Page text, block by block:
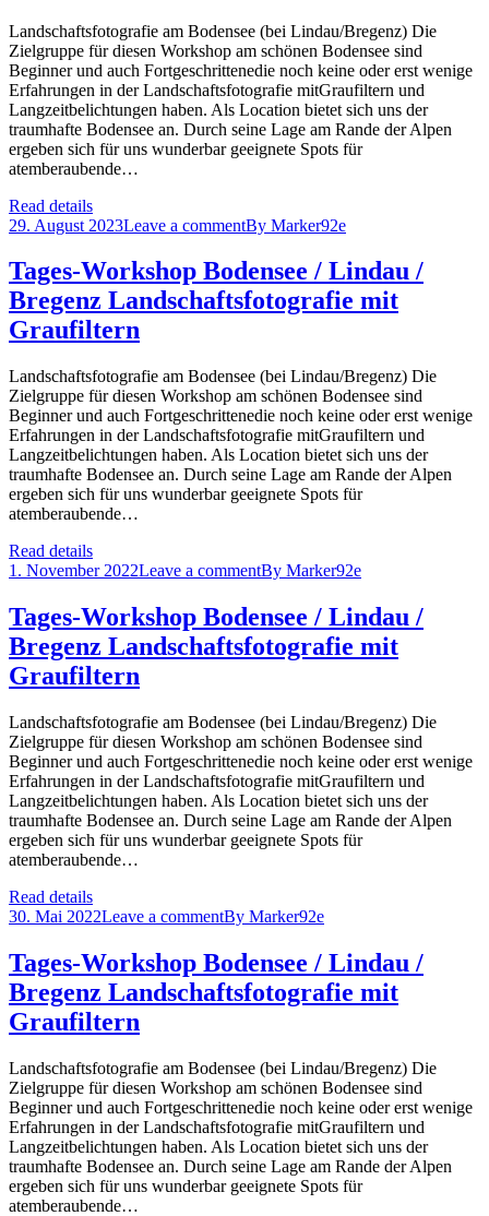
Landschaftsfotografie am Bodensee (bei Lindau/Bregenz) Die
Zielgruppe für diesen Workshop am schönen Bodensee sind
Beginner und auch Fortgeschrittenedie noch keine oder erst wenige
Erfahrungen in der Landschaftsfotografie mitGraufiltern und
Langzeitbelichtungen haben. Als Location bietet sich uns der
traumhafte Bodensee an. Durch seine Lage am Rande der Alpen
ergeben sich für uns wunderbar geeignete Spots für
atemberaubende…
Read details
29. August 2023Leave a commentBy Marker92e
Tages-Workshop Bodensee / Lindau /
Bregenz Landschaftsfotografie mit
Graufiltern
Landschaftsfotografie am Bodensee (bei Lindau/Bregenz) Die
Zielgruppe für diesen Workshop am schönen Bodensee sind
Beginner und auch Fortgeschrittenedie noch keine oder erst wenige
Erfahrungen in der Landschaftsfotografie mitGraufiltern und
Langzeitbelichtungen haben. Als Location bietet sich uns der
traumhafte Bodensee an. Durch seine Lage am Rande der Alpen
ergeben sich für uns wunderbar geeignete Spots für
atemberaubende…
Read details
1. November 2022Leave a commentBy Marker92e
Tages-Workshop Bodensee / Lindau /
Bregenz Landschaftsfotografie mit
Graufiltern
Landschaftsfotografie am Bodensee (bei Lindau/Bregenz) Die
Zielgruppe für diesen Workshop am schönen Bodensee sind
Beginner und auch Fortgeschrittenedie noch keine oder erst wenige
Erfahrungen in der Landschaftsfotografie mitGraufiltern und
Langzeitbelichtungen haben. Als Location bietet sich uns der
traumhafte Bodensee an. Durch seine Lage am Rande der Alpen
ergeben sich für uns wunderbar geeignete Spots für
atemberaubende…
Read details
30. Mai 2022Leave a commentBy Marker92e
Tages-Workshop Bodensee / Lindau /
Bregenz Landschaftsfotografie mit
Graufiltern
Landschaftsfotografie am Bodensee (bei Lindau/Bregenz) Die
Zielgruppe für diesen Workshop am schönen Bodensee sind
Beginner und auch Fortgeschrittenedie noch keine oder erst wenige
Erfahrungen in der Landschaftsfotografie mitGraufiltern und
Langzeitbelichtungen haben. Als Location bietet sich uns der
traumhafte Bodensee an. Durch seine Lage am Rande der Alpen
ergeben sich für uns wunderbar geeignete Spots für
atemberaubende…